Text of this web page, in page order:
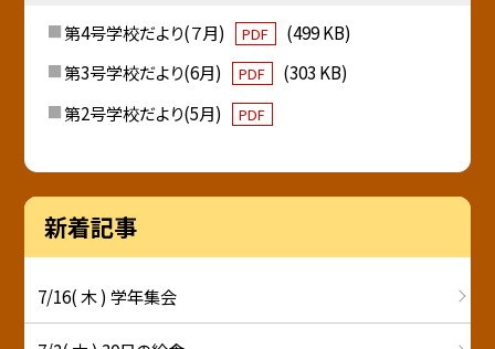
第4号学校だより(７月) PDF
(499 KB)
第3号学校だより(6月)
PDF
(303 KB)
第2号学校だより(5月)
PDF
新着記事
7/16( 木 ) 学年集会